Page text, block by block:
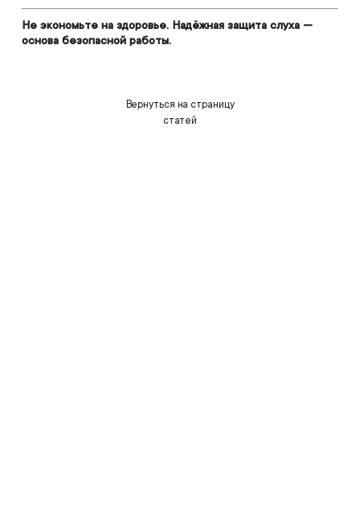
Не экономьте на здоровье. Надёжная защита слуха —
основа безопасной работы.
Вернуться на страницу
статей